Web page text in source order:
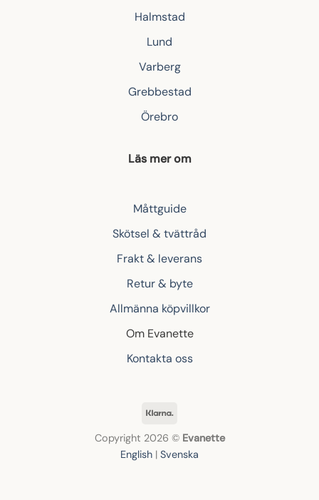
Halmstad
Lund
Varberg
Grebbestad
Örebro
Läs mer om
Måttguide
Skötsel & tvättråd
Frakt & leverans
Retur & byte
Allmänna köpvillkor
Om Evanette
Kontakta oss
Klarna
Copyright 2026 © Evanette
English | Svenska